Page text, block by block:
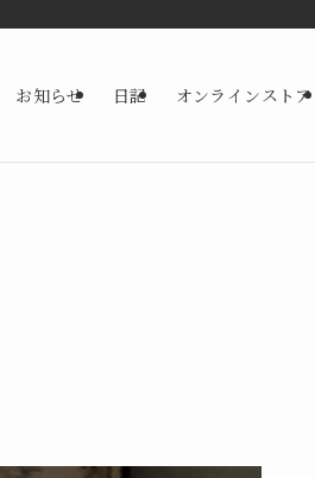
お知らせ 日記 オンラインストア